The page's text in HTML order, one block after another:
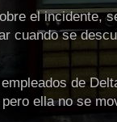
el incidente,
cuando se
de
ella no se